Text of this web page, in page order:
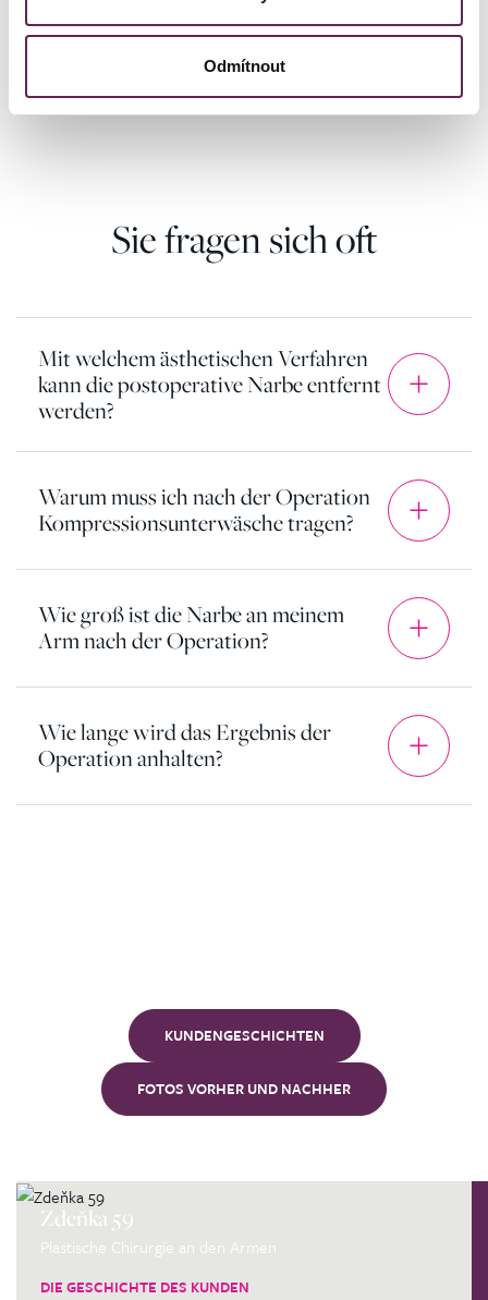
Odmítnout
jej zrevidovalMUDr. Petr Šuk, atestovaný
plastický chirurg působící v Praze.
Sie fragen sich oft
Mit welchem ästhetischen Verfahren
kann die postoperative Narbe entfernt
werden?
Warum muss ich nach der Operation
Kompressionsunterwäsche tragen?
Wie groß ist die Narbe an meinem
Arm nach der Operation?
Wie lange wird das Ergebnis der
Operation anhalten?
KUNDENGESCHICHTEN
FOTOS VORHER UND NACHHER
Zdeňka 59
Plastische Chirurgie an den Armen
DIE GESCHICHTE DES KUNDEN